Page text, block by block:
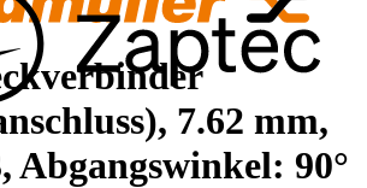
7.62 mm,
Abgangswinkel: 90°